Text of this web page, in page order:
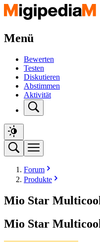
Menü
Bewerten
Testen
Diskutieren
Abstimmen
Aktivität
Forum
Produkte
Mio Star
Mio Star